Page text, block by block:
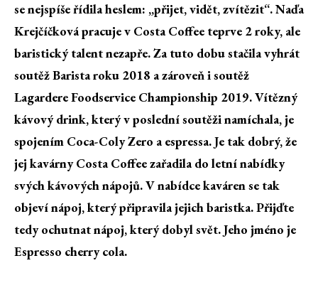
se nejspíše řídila heslem: „přijet, vidět, zvítězit“. Naďa
Krejčíčková pracuje v Costa Coffee teprve 2 roky, ale
baristický talent nezapře. Za tuto dobu stačila vyhrát
soutěž Barista roku 2018 a zároveň i soutěž
Lagardere Foodservice Championship 2019. Vítězný
kávový drink, který v poslední soutěži namíchala, je
spojením Coca-Coly Zero a espressa. Je tak dobrý, že
jej kavárny Costa Coffee zařadila do letní nabídky
svých kávových nápojů. V nabídce kaváren se tak
objeví nápoj, který připravila jejich baristka. Přijďte
tedy ochutnat nápoj, který dobyl svět. Jeho jméno je
Espresso cherry cola.